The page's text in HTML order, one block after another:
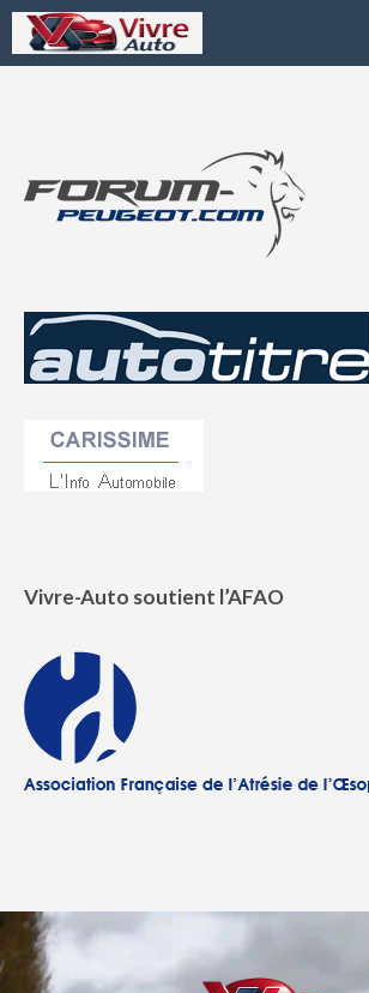
Vivre-Auto soutient l’AFAO